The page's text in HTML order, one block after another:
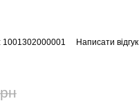
1001302000001 Написати відгук